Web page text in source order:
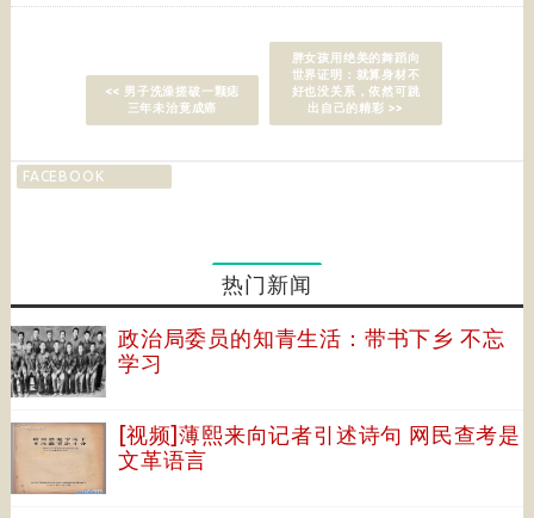
<< 男子洗澡搓破一颗痣
三年未治竟成癌
胖女孩用绝美的舞蹈向
世界证明：就算身材不
好也没关系，依然可跳
出自己的精彩 >>
FACEBOOK
热门新闻
政治局委员的知青生活：带书下乡 不忘
学习
[视频]薄熙来向记者引述诗句 网民查考是
文革语言